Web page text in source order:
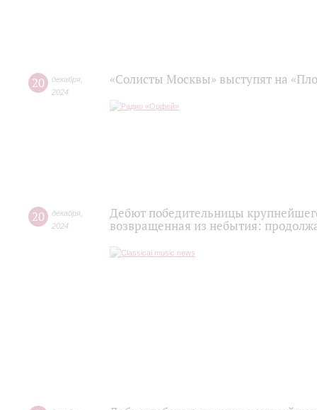
20 декабря
2024
«Солисты Москвы» выступят на
20 декабря
2024
Дебют победительницы
возвращенная из небытия: